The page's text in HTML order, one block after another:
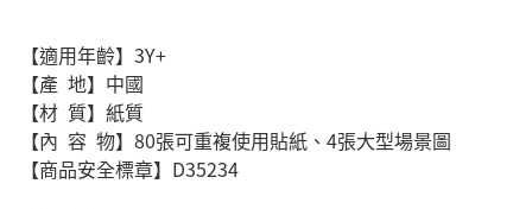
【適用年齡】3Y+
【產 地】中國
【材 質】紙質
【內 容 物】80張可重複使用貼紙、4張大型場景圖
【商品安全標章】D35234